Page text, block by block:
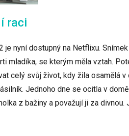
raci
je nyní dostupný na Netflixu.
mladíka, se kterým měla vztah.
celý svůj život, kdy žila osamělá
Jednoho dne se ocitla v
z bažiny a považují ji za